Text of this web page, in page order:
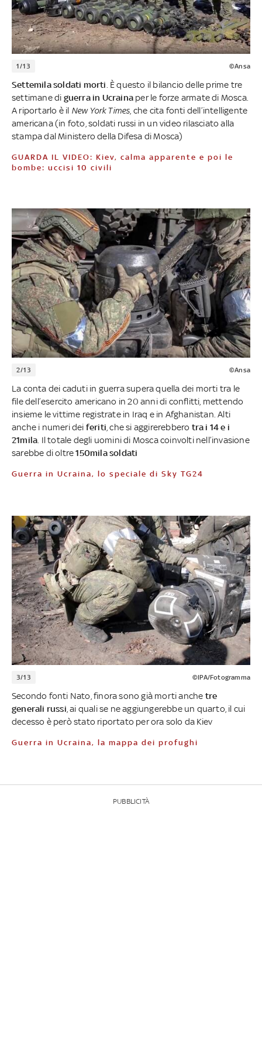
1/13 ©Ansa
Settemila soldati morti . È questo il bilancio delle prime tre
settimane di guerra in Ucraina per le forze armate di Mosca.
A riportarlo è il New York Times , che cita fonti dell’intelligente
americana (in foto, soldati russi in un video rilasciato alla
stampa dal Ministero della Difesa di Mosca)
GUARDA IL VIDEO: Kiev, calma apparente e poi le
bombe: uccisi 10 civili
2/13 ©Ansa
La conta dei caduti in guerra supera quella dei morti tra le
file dell’esercito americano in 20 anni di conflitti, mettendo
insieme le vittime registrate in Iraq e in Afghanistan. Alti
anche i numeri dei feriti , che si aggirerebbero tra i 14 e i
21mila . Il totale degli uomini di Mosca coinvolti nell’invasione
sarebbe di oltre150mila soldati
Guerra in Ucraina, lo speciale di Sky TG24
3/13 ©IPA/Fotogramma
Secondo fonti Nato, finora sono già morti anche tre
generali russi , ai quali se ne aggiungerebbe un quarto, il cui
decesso è però stato riportato per ora solo da Kiev
Guerra in Ucraina, la mappa dei profughi
PUBBLICITÀ